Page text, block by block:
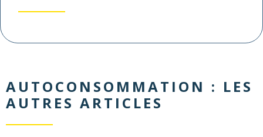
AUTOCONSOMMATION : LES
AUTRES ARTICLES